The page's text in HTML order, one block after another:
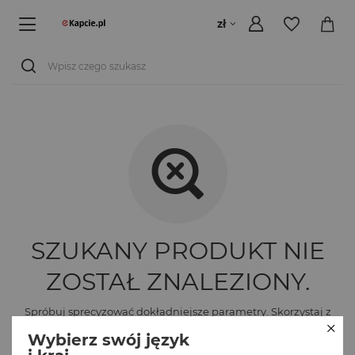
zł
SZUKANY PRODUKT NIE
ZOSTAŁ ZNALEZIONY.
Spróbuj sprecyzować dokładniejsze parametry. Skorzystaj z
Wybierz swój język